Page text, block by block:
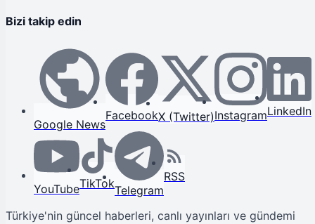
Bizi takip edin
Google News
FacebookX (Twitter)InstagramLinkedIn
YouTubeTikTokTelegram
RSS
Türkiye'nin güncel haberleri, canlı yayınları ve gündemi